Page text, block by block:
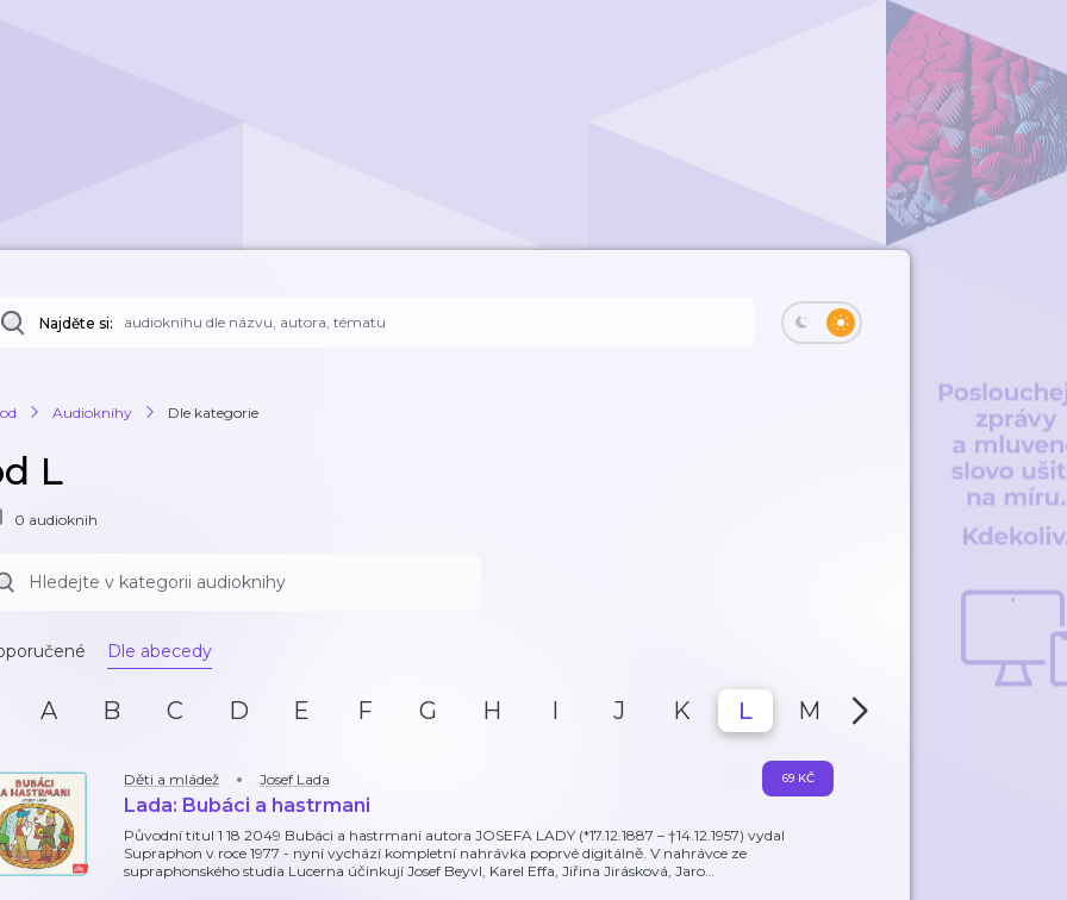
Najděte si:
Audioknihy Dle kategorie
L
0 audioknih
Dle abecedy
A B C D E F G H I J K L M N
Děti a mládež Josef Lada
Lada: Bubáci a hastrmani
Původní titul 1 18 2049 Bubáci a hastrmani autora JOSEFA LADY (*17.12.1887 – †14.12.1957) vydal
Supraphon v roce 1977 - nyní vychází kompletní nahrávka poprvé digitálně. V nahrávce ze
supraphonského studia Lucerna účinkují Josef Beyvl, Karel Effa, Jiřina Jirásková, Jaro…
69 KČ